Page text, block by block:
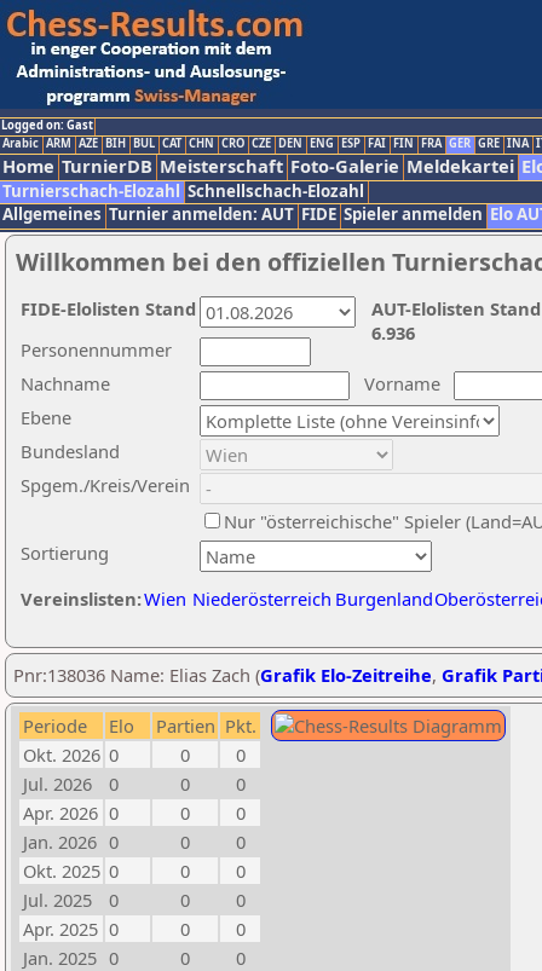
Logged on: Gast
Arabic ARM AZE BIH BUL CAT CHN CRO CZE DEN ENG ESP FAI FIN FRA GER GRE INA
Home TurnierDB Meisterschaft Foto-Galerie Meldekartei
Turnierschach-Elozahl Schnellschach-Elozahl
Allgemeines Turnier anmelden: AUT FIDE Spieler anmelden Elo
Willkommen bei den offiziellen
Nachname
Vorname
Ebene
Sortierung
Personennummer
Bundesland
Spgem./Kreis/Verein
Nur "österreichische" Spieler
Vereinslisten:Wien Niederösterreich Burgenland
AUT-Elolisten
6.936
FIDE-Elolisten Stand
Pnr:138036 Name: Elias Zach (Grafik Elo-Zeitreihe, Grafik
Periode Elo Partien Pkt.
Okt. 2026 0 0
0
Jul. 2026
0 0
0
Apr. 2026 0 0
0
Jan. 2026 0 0
0
Okt. 2025 0 0
0
Jul. 2025
0 0
0
Apr. 2025 0 0
0
Jan. 2025 0 0
0